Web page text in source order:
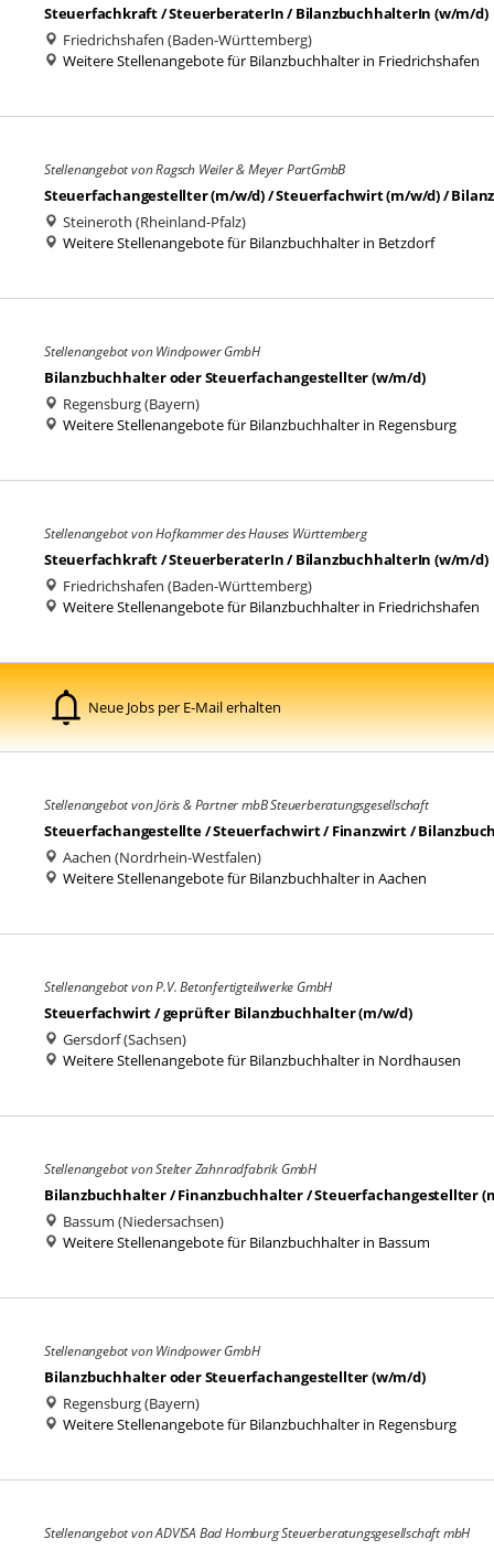
Steuerfachkraft / SteuerberaterIn / BilanzbuchhalterIn (w/m/d)
Friedrichshafen (Baden-Württemberg)
Weitere Stellenangebote für Bilanzbuchhalter in Friedrichshafen
Stellenangebot von Ragsch Weiler & Meyer PartGmbB
Steuerfachangestellter (m/w/d) / Steuerfachwirt (m/w/d) /
Steineroth (Rheinland-Pfalz)
Weitere Stellenangebote für Bilanzbuchhalter in Betzdorf
Stellenangebot von Windpower GmbH
Bilanzbuchhalter oder Steuerfachangestellter (w/m/d)
Regensburg (Bayern)
Weitere Stellenangebote für Bilanzbuchhalter in Regensburg
Stellenangebot von Hofkammer des Hauses Württemberg
Steuerfachkraft / SteuerberaterIn / BilanzbuchhalterIn (w/m/d)
Friedrichshafen (Baden-Württemberg)
Weitere Stellenangebote für Bilanzbuchhalter in Friedrichshafen
Neue Jobs per E-Mail erhalten
Stellenangebot von Jöris & Partner mbB Steuerberatungsgesellschaft
Steuerfachangestellte / Steuerfachwirt / Finanzwirt /
Aachen (Nordrhein-Westfalen)
Weitere Stellenangebote für Bilanzbuchhalter in Aachen
Stellenangebot von P.V. Betonfertigteilwerke GmbH
Steuerfachwirt / geprüfter Bilanzbuchhalter (m/w/d)
Gersdorf (Sachsen)
Weitere Stellenangebote für Bilanzbuchhalter in Nordhausen
Stellenangebot von Stelter Zahnradfabrik GmbH
Bilanzbuchhalter / Finanzbuchhalter / Steuerfachangestellter
Bassum (Niedersachsen)
Weitere Stellenangebote für Bilanzbuchhalter in Bassum
Stellenangebot von Windpower GmbH
Bilanzbuchhalter oder Steuerfachangestellter (w/m/d)
Regensburg (Bayern)
Weitere Stellenangebote für Bilanzbuchhalter in Regensburg
Stellenangebot von ADVISA Bad Homburg Steuerberatungsgesellschaft mbH